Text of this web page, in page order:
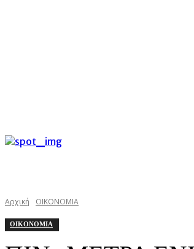
Αρχική ΟΙΚΟΝΟΜΙΑ
ΟΙΚΟΝΟΜΙΑ